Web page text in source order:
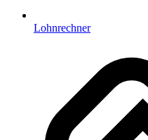
Lohnrechner